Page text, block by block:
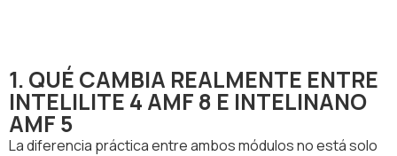
1. QUÉ CAMBIA REALMENTE ENTRE
INTELILITE 4 AMF 8 E INTELINANO
AMF 5
La diferencia práctica entre ambos módulos no está solo